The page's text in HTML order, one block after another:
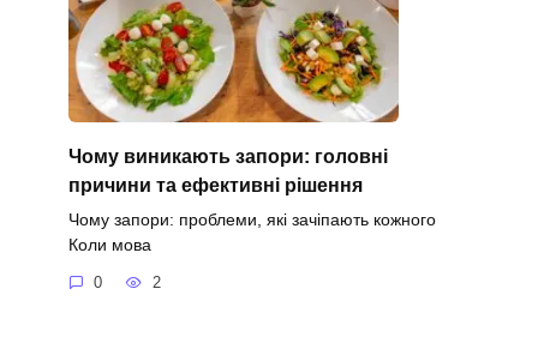
Чому виникають запори: головні
причини та ефективні рішення
Чому запори: проблеми, які зачіпають кожного
Коли мова
0 2